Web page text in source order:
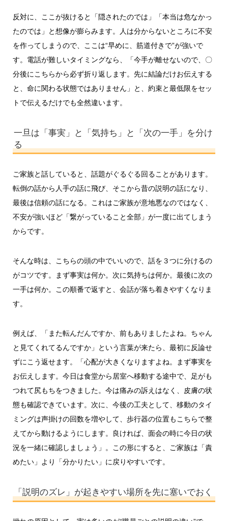
反対に、ここが抜けると「隠されたのでは」「本当は危なかっ
たのでは」と想像が膨らみます。人は分からないところに不安
を作ってしまうので、ここは“早めに、筋道付きで”が強いで
す。電話が難しいタイミングなら、「今手が離せないので、〇
分後にこちらから必ず折り返します。先に結論だけお伝えする
と、命に関わる状態ではありません」と、約束と最低限をセッ
トで伝えるだけでも全然違います。
一旦は「事実」と「気持ち」と「次の一手」を分け
る
ご家族と話していると、話題がぐるぐる回ることがあります。
転倒の話から人手の話に飛び、そこから昔の説明の話になり、
最後は信頼の話になる。これはご家族が意地悪なのではなく、
不安が強いほど「繋がっていること全部」が一度に出てしまう
からです。
そんな時は、こちらの頭の中でいいので、話を３つに分けるの
がコツです。まず事実は何か。次に気持ちは何か。最後に次の
一手は何か。この順番で返すと、会話が落ち着きやすくなりま
す。
例えば、「また転んだんですか、前もありましたよね。ちゃん
と見てくれてるんですか」という言葉が来たら、最初に反論せ
ずにこう返せます。「心配が大きくなりますよね。まず事実を
お伝えします。今日は食堂から居室へ移動する途中で、足がも
つれて尻もちをつきました。今は痛みの訴えはなく、皮膚の状
態も確認できています。次に、今後の工夫として、移動のタイ
ミングは声掛けの回数を増やして、歩行器の位置もこちらで整
えてから動けるようにします。良ければ、面会の時に今日の状
況を一緒に確認しましょう」。この形にすると、ご家族は「責
めたい」より「分かりたい」に戻りやすいです。
「説明のズレ」が起きやすい場所を先に塞いでおく